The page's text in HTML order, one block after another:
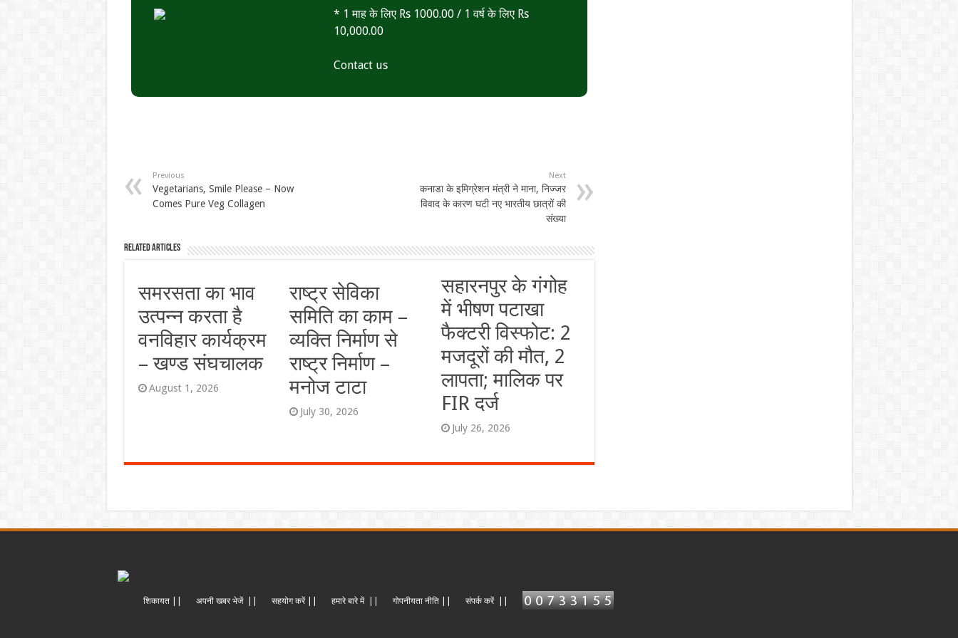
* 1 माह के लिए Rs 1000.00 / 1 वर्ष के लिए Rs
10,000.00
Contact us
Previous
Vegetarians, Smile Please – Now
Comes Pure Veg Collagen
Next
कनाडा के इमिग्रेशन मंत्री ने माना, निज्जर
विवाद के कारण घटी नए भारतीय छात्रों की
संख्या
Related Articles
समरसता का भाव
उत्पन्न करता है
वनविहार कार्यक्रम
– खण्ड संघचालक
August 1, 2026
राष्ट्र सेविका
समिति का काम –
व्यक्ति निर्माण से
राष्ट्र निर्माण –
मनोज टाटा
July 30, 2026
सहारनपुर के गंगोह
में भीषण पटाखा
फैक्टरी विस्फोट: 2
मजदूरों की मौत, 2
लापता; मालिक पर
FIR दर्ज
July 26, 2026
शिकायत || अपनी खबर भेजें || सहयोग करें || हमारे बारे में || गोपनीयता नीति || संपर्क करें ||